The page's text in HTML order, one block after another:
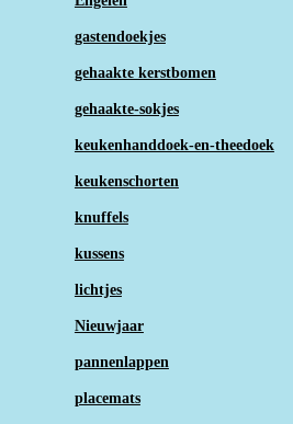
gastendoekjes
gehaakte kerstbomen
gehaakte-sokjes
keukenhanddoek-en-theedoek
keukenschorten
knuffels
kussens
lichtjes
Nieuwjaar
pannenlappen
placemats